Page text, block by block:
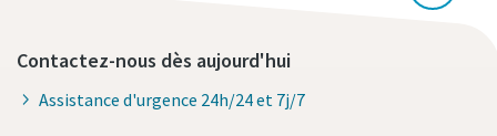
Contactez-nous dès aujourd'hui
Assistance d'urgence 24h/24 et 7j/7